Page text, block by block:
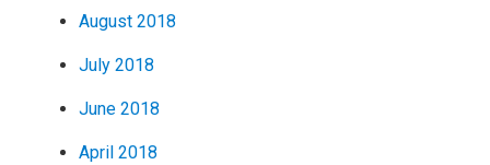
August 2018
July 2018
June 2018
April 2018